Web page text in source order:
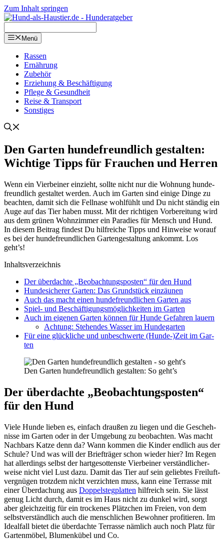
Zum Inhalt springen
Menü
Ras­sen
Ernäh­rung
Zube­hör
Erzie­hung & Beschäf­ti­gung
Pfle­ge & Gesund­heit
Rei­se & Trans­port
Sons­ti­ges
Den Gar­ten hun­de­freund­lich gestal­ten:
Wich­ti­ge Tipps für Frau­chen und Her­ren
Wenn ein Vier­bei­ner ein­zieht, soll­te nicht nur die Woh­nung hun­de­
freund­lich gestal­tet wer­den. Auch im Gar­ten sind eini­ge Din­ge zu
beach­ten, damit sich die Fell­na­se wohl­fühlt und Du nicht stän­dig ein
Auge auf das Tier haben musst. Mit der rich­ti­gen Vor­be­rei­tung wird
aus dem grü­nen Wohn­zim­mer ein Para­dies für Mensch und Hund.
In die­sem Bei­trag fin­dest Du hilf­rei­che Tipps und Hin­wei­se wor­auf
es bei der hun­de­freund­li­chen Gar­ten­ge­stal­tung ankommt. Los
geht’s!
Inhalts­ver­zeich­nis
Der über­dach­te „Beob­ach­tungs­pos­ten“ für den Hund
Hun­de­si­che­rer Gar­ten: Das Grund­stück ein­zäu­nen
Auch das macht einen hun­de­freund­li­chen Gar­ten aus
Spiel- und Beschäf­ti­gungs­mög­lich­kei­ten im Gar­ten
Auch im eige­nen Gar­ten kön­nen für Hun­de Gefah­ren lau­ern
Ach­tung: Ste­hen­des Was­ser im Hun­de­gar­ten
Für eine glück­li­che und unbe­schwer­te (Hunde-)Zeit im Gar­
ten
Den Gar­ten hun­de­freund­lich gestal­ten: So geht’s
Der über­dach­te „Beob­ach­tungs­pos­ten“
für den Hund
Vie­le Hun­de lie­ben es, ein­fach drau­ßen zu lie­gen und die Gescheh­
nis­se im Gar­ten oder in der Umge­bung zu beob­ach­ten. Was macht
Nach­bars Kat­ze denn da? Wann kom­men die Kin­der end­lich aus der
Schu­le? Und was will der Brief­trä­ger schon wie­der hier? Im Regen
hat aller­dings selbst der hart­ge­sot­tens­te Vier­bei­ner ver­ständ­li­cher­
wei­se nicht viel Lust dazu. Damit das Tier auf sein gelieb­tes Frei­luft­
ver­gnü­gen trotz­dem nicht ver­zich­ten muss, kann eine Ter­ras­se mit
einer Über­da­chung aus Dop­pel­steg­plat­ten hilf­reich sein. Sie lässt
genug Licht durch, damit es im Haus nicht zu dun­kel wird, sorgt
aber gleich­zei­tig für ein tro­cke­nes Plätz­chen im Frei­en, von dem
selbst­ver­ständ­lich auch die mensch­li­chen Bewoh­ner pro­fi­tie­ren. Im
Ide­al­fall bie­tet die über­dach­te Ter­ras­se näm­lich auch noch Platz für
Gar­ten­mö­bel, Blu­men­kü­bel und Co.